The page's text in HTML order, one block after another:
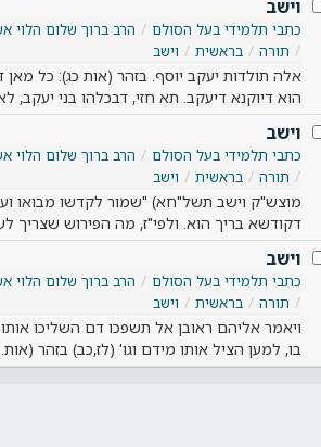
וישב
כתבי תלמידי בעל הסולם הרב ברוך שלום הלוי
תורה
בראשית וישב
אלה תולדות יעקב יוסף. בזהר (אות כג): כל
הוא דיוקנא דיעקב. תא חזי, דבכלהו בני יעקב,
וישב
כתבי תלמידי בעל הסולם הרב ברוך שלום הלוי
תורה
בראשית וישב
מוצש"ק וישב תשל"חא) "שמור לקדשו מבואו
דקודשא בריך הוא. ולפי"ז, מה הפירוש
וישב
כתבי תלמידי בעל הסולם הרב ברוך שלום הלוי
תורה
בראשית וישב
ויאמר אליהם ראובן אל תשפכו דם השליכו
בו, למען הציל אותו מידם וגו' (לז,כב) בזהר